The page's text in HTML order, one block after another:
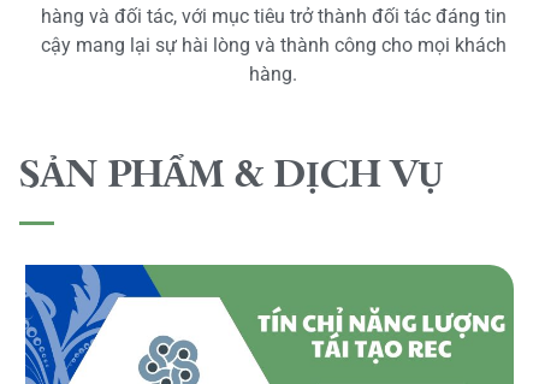
hàng và đối tác, với mục tiêu trở thành đối tác đáng tin
cậy mang lại sự hài lòng và thành công cho mọi khách
hàng.
SẢN PHẨM & DỊCH VỤ